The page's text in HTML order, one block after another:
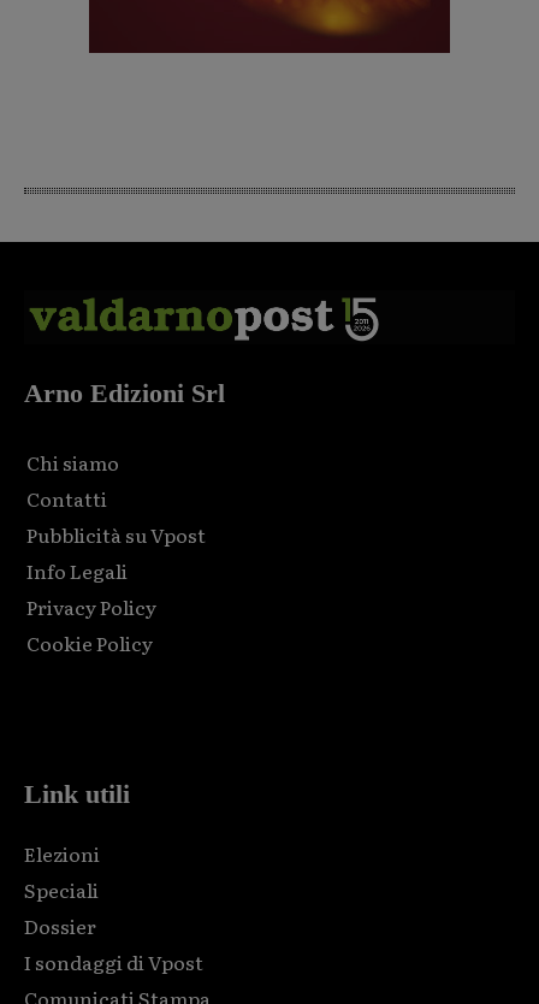
Arno Edizioni Srl
Chi siamo
Contatti
Pubblicità su Vpost
Info Legali
Privacy Policy
Cookie Policy
Link utili
Elezioni
Speciali
Dossier
I sondaggi di Vpost
Comunicati Stampa